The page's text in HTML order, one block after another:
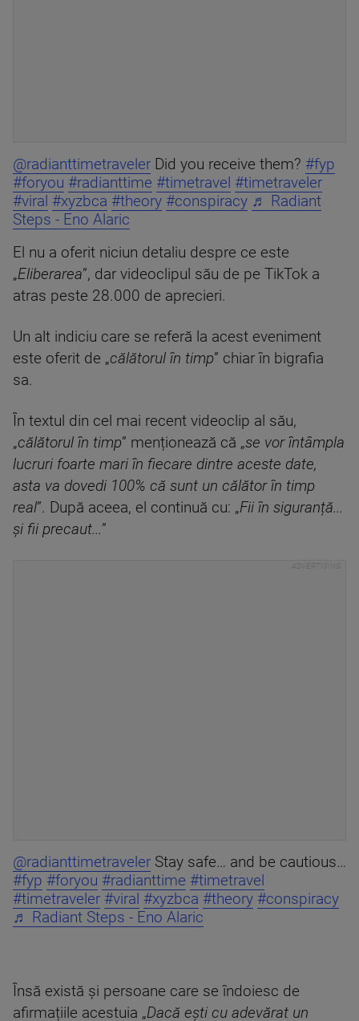
@radianttimetraveler Did you receive them? #fyp
#foryou #radianttime #timetravel #timetraveler
#viral #xyzbca #theory #conspiracy ♬ Radiant
Steps - Eno Alaric
El nu a oferit niciun detaliu despre ce este
„Eliberarea”, dar videoclipul său de pe TikTok a
atras peste 28.000 de aprecieri.
Un alt indiciu care se referă la acest eveniment
este oferit de „călătorul în timp” chiar în bigrafia
sa.
În textul din cel mai recent videoclip al său,
„călătorul în timp” menționează că „se vor întâmpla
lucruri foarte mari în fiecare dintre aceste date,
asta va dovedi 100% că sunt un călător în timp
real”. După aceea, el continuă cu: „Fii în siguranță...
și fii precaut...”
@radianttimetraveler Stay safe… and be cautious…
#fyp #foryou #radianttime #timetravel
#timetraveler #viral #xyzbca #theory #conspiracy
♬ Radiant Steps - Eno Alaric
Însă există și persoane care se îndoiesc de
afirmațiile acestuia „Dacă ești cu adevărat un